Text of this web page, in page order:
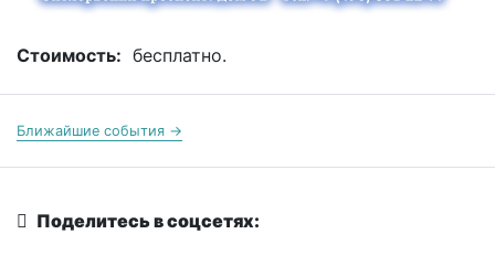
Стоимость: бесплатно.
Ближайшие события →
Поделитесь в соцсетях: